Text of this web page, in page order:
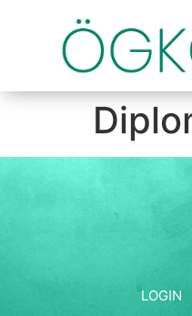
LOGIN